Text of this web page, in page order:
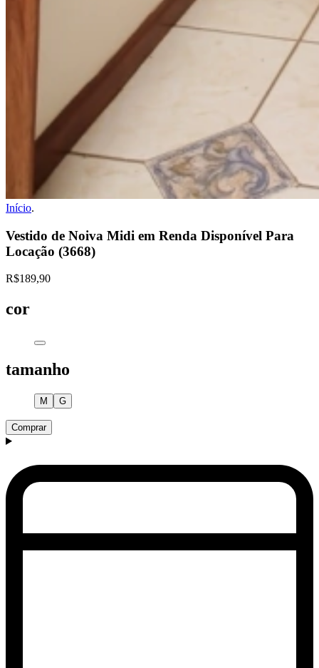
Início.
Vestido de Noiva Midi em Renda Disponível Para
Locação (3668)
R$189,90
cor
tamanho
M G
Comprar